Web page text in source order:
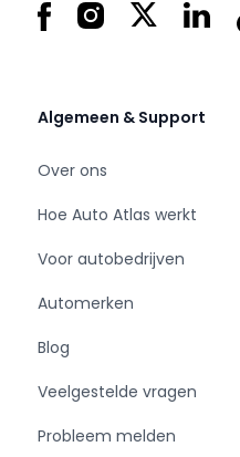
FacebookInstagram
X
Algemeen & Support
Over ons
Hoe Auto Atlas werkt
Voor autobedrijven
Automerken
Blog
Veelgestelde vragen
Probleem melden